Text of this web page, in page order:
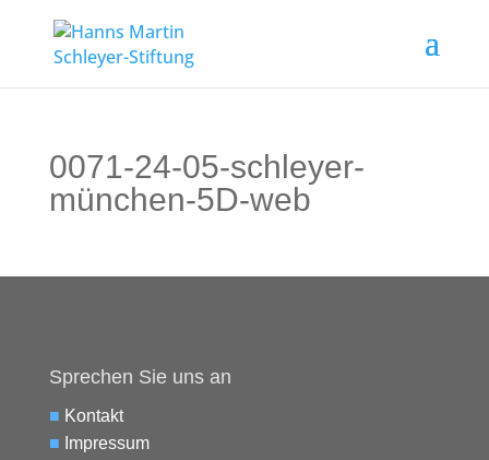
0071-24-05-schleyer-
münchen-5D-web
Sprechen Sie uns an
■ Kontakt
■ Impressum